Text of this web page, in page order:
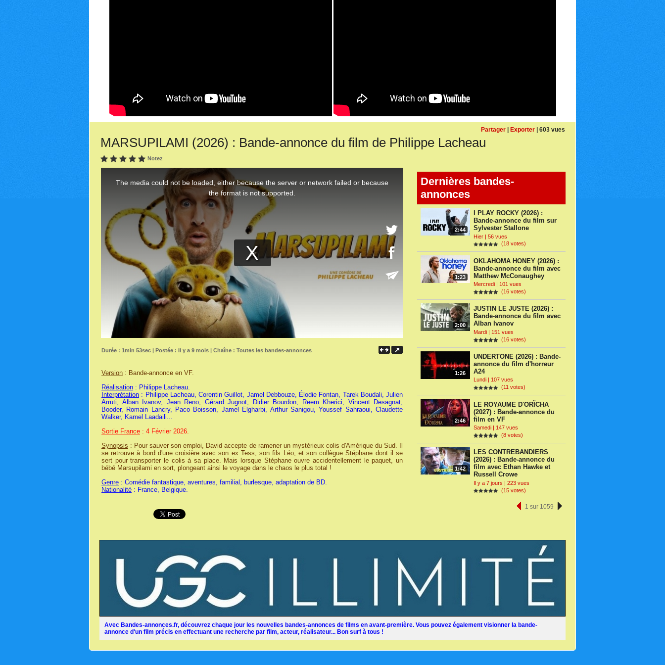
Partager | Exporter | 603 vues
MARSUPILAMI (2026) : Bande-annonce du film de Philippe Lacheau
Notez
Dernières bandes-
annonces
2:44
I PLAY ROCKY (2026) :
Bande-annonce du film sur
Sylvester Stallone
Hier | 56 vues
(18 votes)
1:23
OKLAHOMA HONEY (2026) :
Bande-annonce du film avec
Matthew McConaughey
Mercredi | 101 vues
(16 votes)
2:00
JUSTIN LE JUSTE (2026) :
Bande-annonce du film avec
Alban Ivanov
Mardi | 151 vues
(16 votes)
1:26
UNDERTONE (2026) : Bande-
annonce du film d'horreur
A24
Lundi | 107 vues
(11 votes)
2:46
LE ROYAUME D'ORÏCHA
(2027) : Bande-annonce du
film en VF
Samedi | 147 vues
(8 votes)
1:42
LES CONTREBANDIERS
(2026) : Bande-annonce du
film avec Ethan Hawke et
Russell Crowe
Il y a 7 jours | 223 vues
(15 votes)
1 sur 1059
Durée : 1min 53sec | Postée : Il y a 9 mois | Chaîne : Toutes les bandes-annonces
Version : Bande-annonce en VF.
Réalisation : Philippe Lacheau.
Interprétation : Philippe Lacheau, Corentin Guillot, Jamel Debbouze, Élodie Fontan, Tarek Boudali, Julien
Arruti, Alban Ivanov, Jean Reno, Gérard Jugnot, Didier Bourdon, Reem Kherici, Vincent Desagnat,
Booder, Romain Lancry, Paco Boisson, Jamel Elgharbi, Arthur Sanigou, Youssef Sahraoui, Claudette
Walker, Kamel Laadaili...
Sortie France : 4 Février 2026.
Synopsis : Pour sauver son emploi, David accepte de ramener un mystérieux colis d'Amérique du Sud. Il
se retrouve à bord d'une croisière avec son ex Tess, son fils Léo, et son collègue Stéphane dont il se
sert pour transporter le colis à sa place. Mais lorsque Stéphane ouvre accidentellement le paquet, un
bébé Marsupilami en sort, plongeant ainsi le voyage dans le chaos le plus total !
Genre : Comédie fantastique, aventures, familial, burlesque, adaptation de BD.
Nationalité : France, Belgique.
Avec Bandes-annonces.fr, découvrez chaque jour les nouvelles bandes-annonces de films en avant-première. Vous pouvez également visionner la bande-
annonce d'un film précis en effectuant une recherche par film, acteur, réalisateur... Bon surf à tous !